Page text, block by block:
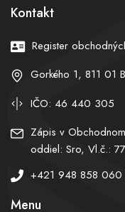
Kontakt
Register
Gorkého 1, 811 01
IČO: 46 440 305
Zápis v
oddiel: Sro, Vl.č.:
+421 948 858 060
Menu